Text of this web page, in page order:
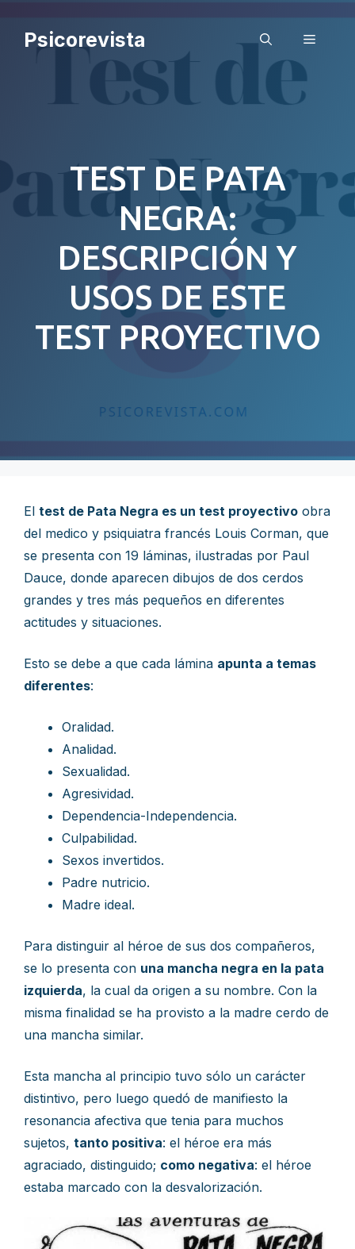
Psicorevista Menú
TEST DE PATA
NEGRA:
DESCRIPCIÓN Y
USOS DE ESTE
TEST PROYECTIVO
El test de Pata Negra es un test proyectivo obra
del medico y psiquiatra francés Louis Corman, que
se presenta con 19 láminas, ilustradas por Paul
Dauce, donde aparecen dibujos de dos cerdos
grandes y tres más pequeños en diferentes
actitudes y situaciones.
Esto se debe a que cada lámina apunta a temas
diferentes:
Oralidad.
Analidad.
Sexualidad.
Agresividad.
Dependencia-Independencia.
Culpabilidad.
Sexos invertidos.
Padre nutricio.
Madre ideal.
Para distinguir al héroe de sus dos compañeros,
se lo presenta con una mancha negra en la pata
izquierda, la cual da origen a su nombre. Con la
misma finalidad se ha provisto a la madre cerdo de
una mancha similar.
Esta mancha al principio tuvo sólo un carácter
distintivo, pero luego quedó de manifiesto la
resonancia afectiva que tenia para muchos
sujetos, tanto positiva: el héroe era más
agraciado, distinguido; como negativa: el héroe
estaba marcado con la desvalorización.